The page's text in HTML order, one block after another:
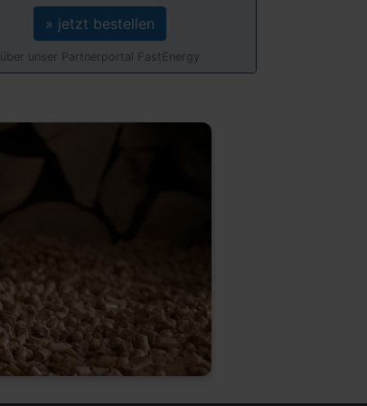
» jetzt bestellen
über unser Partnerportal FastEnergy